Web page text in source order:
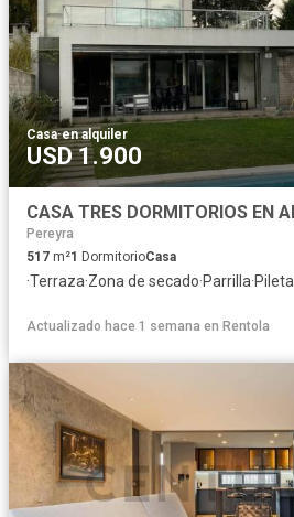
Casa·en alquiler
USD 1.900
Pereyra
517 m²1 DormitorioCasa
·Terraza·Zona de secado·Parrilla·Pileta
Actualizado hace 1 semana en Rentola